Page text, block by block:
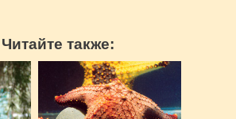
Читайте также: